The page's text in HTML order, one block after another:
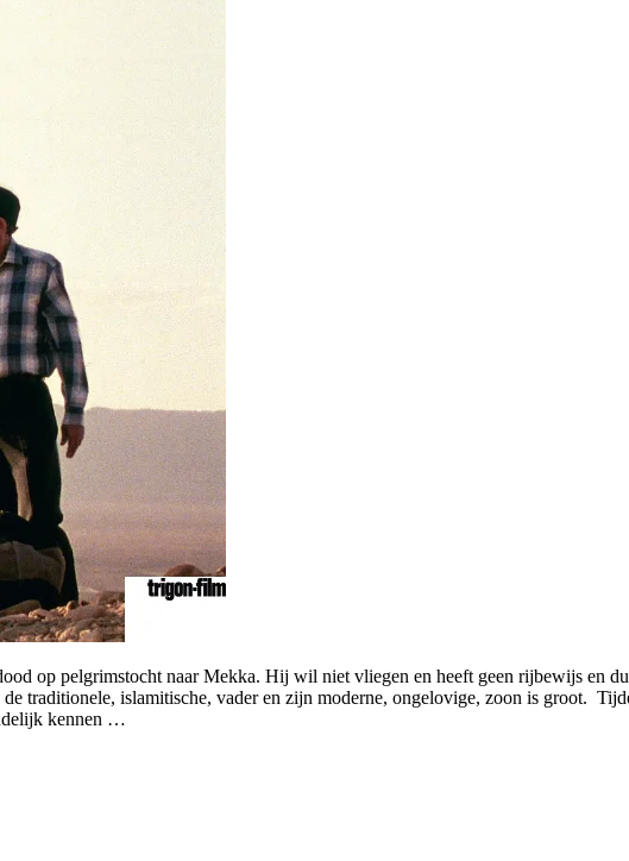
op pelgrimstocht naar Mekka. Hij wil niet vliegen en heeft geen rijbewijs en
traditionele, islamitische, vader en zijn moderne, ongelovige, zoon is groot.
kennen …